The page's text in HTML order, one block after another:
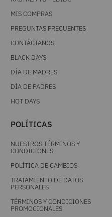
MIS COMPRAS
PREGUNTAS FRECUENTES
CONTÁCTANOS
BLACK DAYS
DÍA DE MADRES
DÍA DE PADRES
HOT DAYS
POLÍTICAS
NUESTROS TÉRMINOS Y
CONDICIONES
POLÍTICA DE CAMBIOS
TRATAMIENTO DE DATOS
PERSONALES
TÉRMINOS Y CONDICIONES
PROMOCIONALES